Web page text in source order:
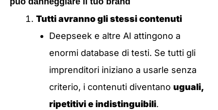
Tutti avranno gli stessi contenuti
Deepseek e altre AI attingono a
enormi database di testi. Se tutti gli
imprenditori iniziano a usarle senza
criterio, i contenuti diventano uguali,
ripetitivi e indistinguibili.